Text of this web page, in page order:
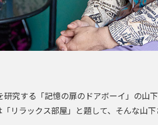
究する「記憶の扉のドアボーイ」の山
リラックス部屋」と題して、そんな山下